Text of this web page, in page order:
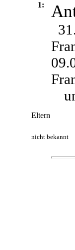
1:
Eltern
nicht bekannt